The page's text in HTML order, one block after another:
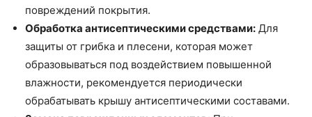
повреждений покрытия.
Обработка антисептическими средствами: Для
защиты от грибка и плесени, которая может
образовываться под воздействием повышенной
влажности, рекомендуется периодически
обрабатывать крышу антисептическими составами.